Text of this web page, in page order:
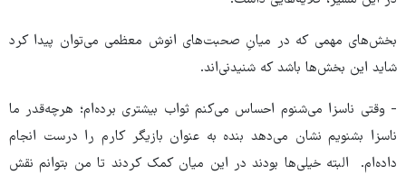
بخش‌های مهمی که در میانِ صحبت‌های انوش معظمی می‌توان پیدا کرد
شاید این بخش‌ها باشد که شنیدنی‌اند.
- وقتی ناسزا می‌شنوم احساس می‌کنم ثواب بیشتری برده‌ام؛ هرچه‌قدر ما
ناسزا بشنویم نشان می‌دهد بنده به عنوان بازیگر کارم را درست انجام
داده‌ام. البته خیلی‌ها بودند در این میان کمک کردند تا من بتوانم نقش